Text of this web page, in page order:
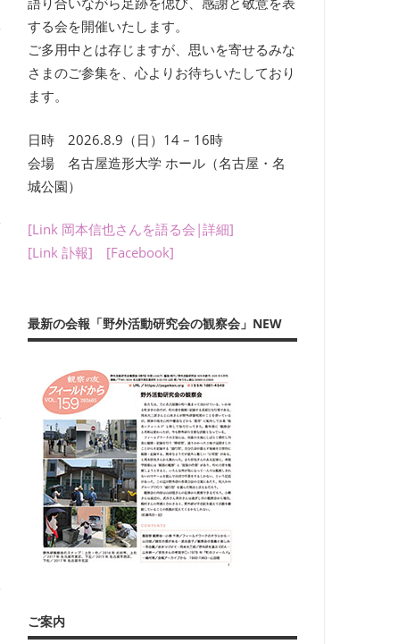
する会を開催いたします。
ご多用中とは存じますが、思いを寄せるみな
さまのご参集を、心よりお待ちいたしており
ます。
日時 2026.8.9（日）14 – 16時
会場 名古屋造形大学 ホール（名古屋・名
城公園）
[Link 岡本信也さんを語る会|詳細]
[Link 訃報]
[Facebook]
最新の会報「野外活動研究会の観察会」NEW
ご案内